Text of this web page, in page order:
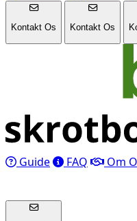
Kontakt Os Kontakt Os
Guide FAQ Om